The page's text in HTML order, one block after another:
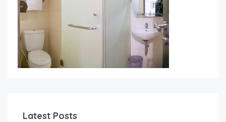
Latest Posts